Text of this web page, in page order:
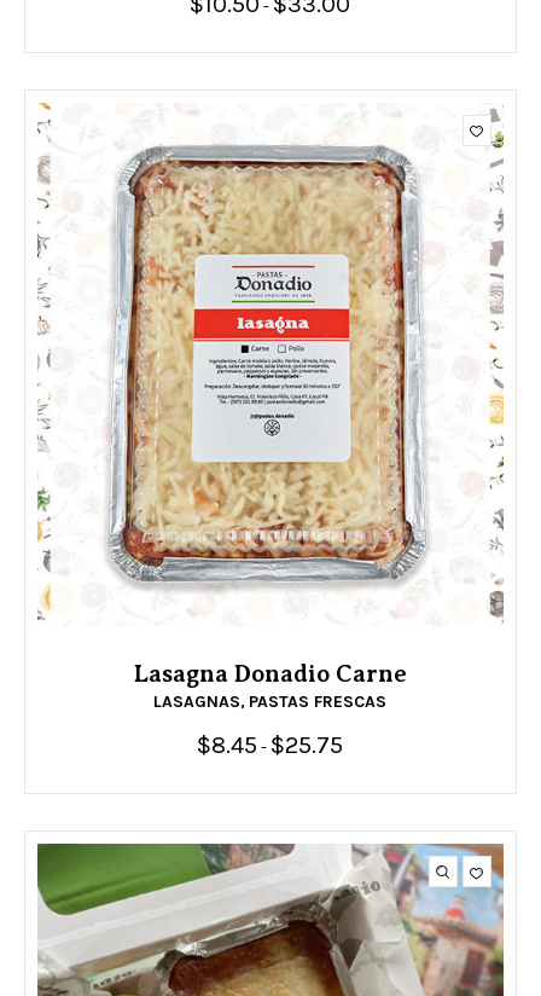
-
$33.00
Lasagna Donadio Carne
LASAGNAS, PASTAS FRESCAS
$8.45 - $25.75
hasta
$25.75